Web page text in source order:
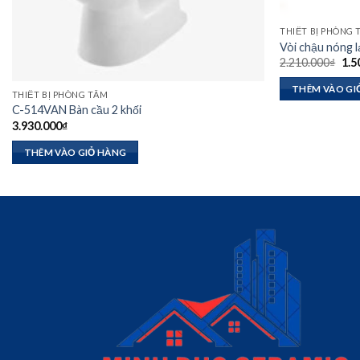
THIẾT BỊ PHÒNG TẮM
C-514VAN Bàn cầu 2 khối
3.930.000₫
THÊM VÀO GIỎ HÀNG
THIẾT BỊ PHÒNG
Vòi chậu nóng
2.210.000₫ Giá
là:
THÊM VÀO